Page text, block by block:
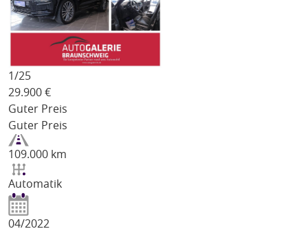
1/25
29.900 €
Guter Preis
Guter Preis
109.000 km
Automatik
04/2022